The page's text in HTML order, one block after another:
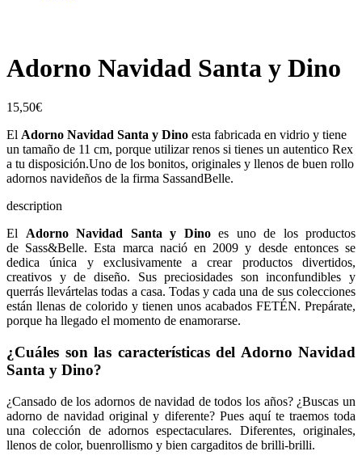
Adorno Navidad Santa y Dino
15,50€
El Adorno Navidad Santa y Dino esta fabricada en vidrio y tiene
un tamaño de 11 cm, porque utilizar renos si tienes un autentico Rex
a tu disposición.Uno de los bonitos, originales y llenos de buen rollo
adornos navideños de la firma SassandBelle.
description
El Adorno Navidad Santa y Dinoes uno de los productos
de Sass&Belle. Esta marca nació en 2009 y desde entonces se
dedica única y exclusivamente a crear productos divertidos,
creativos y de diseño. Sus preciosidades son inconfundibles y
querrás llevártelas todas a casa. Todas y cada una de sus colecciones
están llenas de colorido y tienen unos acabados FETÉN. Prepárate,
porque ha llegado el momento de enamorarse.
¿Cuáles son las características del Adorno Navidad
Santa y Dino?
¿Cansado de los adornos de navidad de todos los años? ¿Buscas un
adorno de navidad original y diferente? Pues aquí te traemos toda
una colección de adornos espectaculares. Diferentes, originales,
llenos de color, buenrollismo y bien cargaditos de brilli-brilli.